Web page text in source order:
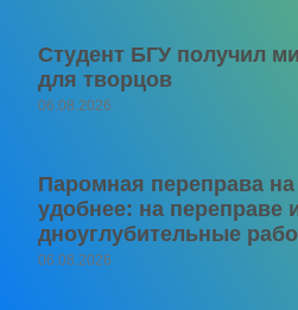
Студент БГУ получил
для творцов
06.08.2026
Паромная переправа
удобнее: на переправе
дноуглубительные
06.08.2026